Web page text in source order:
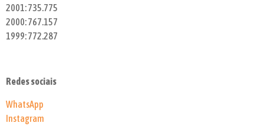
2001: 735.775
2000: 767.157
1999: 772.287
Redes sociais
WhatsApp
Instagram